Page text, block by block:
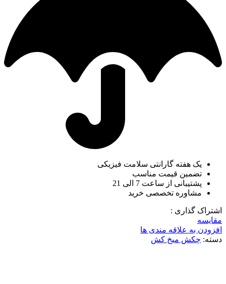
یک هفته گارانتی سلامت فیزیکی
تضمین قیمت مناسب
پشتیبانی از ساعت 7 الی 21
مشاوره تخصصی خرید
اشتراک گذاری :
مقایسه
افزودن به علاقه مندی ها
دسته: چکش میخ کش